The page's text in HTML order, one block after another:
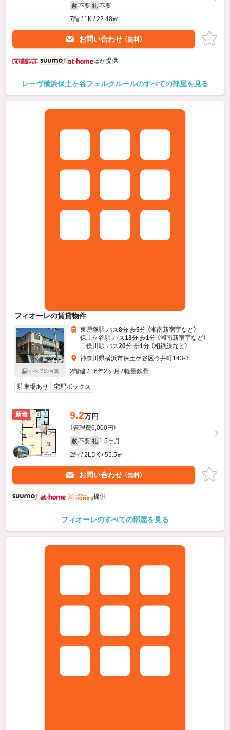
敷 不要 礼 不要
7階 / 1K / 22.48㎡
お問い合わせ （無料）
ほか提供
レーヴ横浜保土ヶ谷フェルクルールのすべての部屋を見る
フィオーレの賃貸物件
すべての写真
東戸塚駅 バス8分 歩5分 （湘南新宿宇など）
保土ケ谷駅 バス13分 歩1分 （湘南新宿宇など）
二俣川駅 バス20分 歩1分 （相鉄線など）
神奈川県横浜市保土ケ谷区今井町143-3
2階建 / 16年2ヶ月 / 軽量鉄骨
駐車場あり 宅配ボックス
新着 9.2万円
（管理費6,000円）
敷 不要 礼 1.5ヶ月
2階 / 2LDK / 55.5㎡
お問い合わせ （無料）
提供
フィオーレのすべての部屋を見る